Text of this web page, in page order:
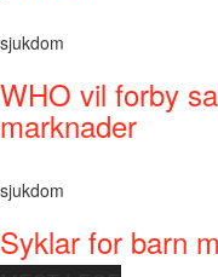
sjukdom
WHO vil forby
marknader
sjukdom
Syklar for barn